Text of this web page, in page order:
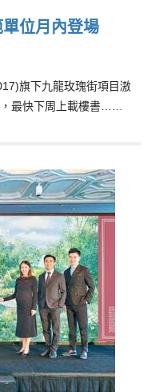
位月內登場
旗下九龍玫瑰街項目滶
最快下周上載樓書……